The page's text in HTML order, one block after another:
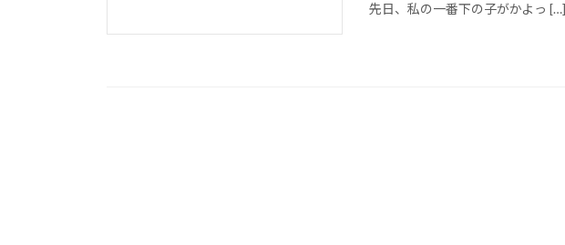
先日、私の一番下の子がかよっ […]